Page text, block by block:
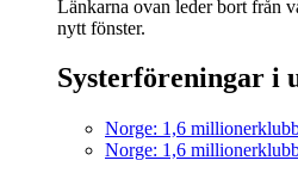
Länkarna ovan leder bort från
nytt fönster.
Systerföreningar i
Norge: 1,6
Norge: 1,6